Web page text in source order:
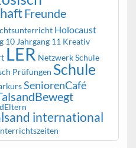
Freunde
Holocaust
10 Jahrgang 11 Kreativ
LER Netzwerk Schule
Prüfungen Schule
SeniorenCafé
international